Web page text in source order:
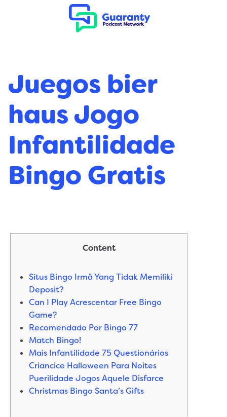
Juegos bier
haus Jogo
Infantilidade
Bingo Gratis
Content
Situs Bingo Irmã Yang Tidak Memiliki
Deposit?
Can I Play Acrescentar Free Bingo
Game?
Recomendado Por Bingo 77
Match Bingo!
Mais Infantilidade 75 Questionários
Criancice Halloween Para Noites
Puerilidade Jogos Aquele Disfarce
Christmas Bingo Santa’s Gifts